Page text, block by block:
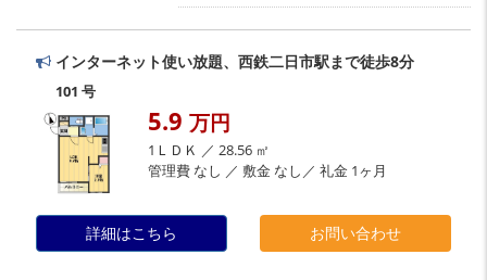
インターネット使い放題、西鉄二日市駅まで徒歩8分
101 号
5.9 万円
1ＬＤＫ ／ 28.56 ㎡
管理費 なし ／ 敷金 なし／ 礼金 1ヶ月
詳細はこちら お問い合わせ